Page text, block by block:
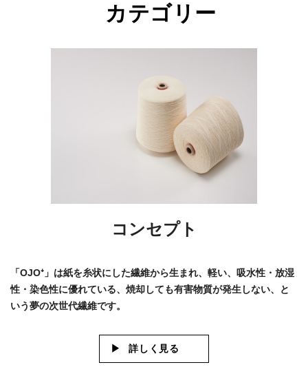
カテゴリー
コンセプト
「OJO⁺」は紙を糸状にした繊維から生まれ、軽い、吸水性・放湿
性・染色性に優れている、焼却しても有害物質が発生しない、と
いう夢の次世代繊維です。
詳しく見る